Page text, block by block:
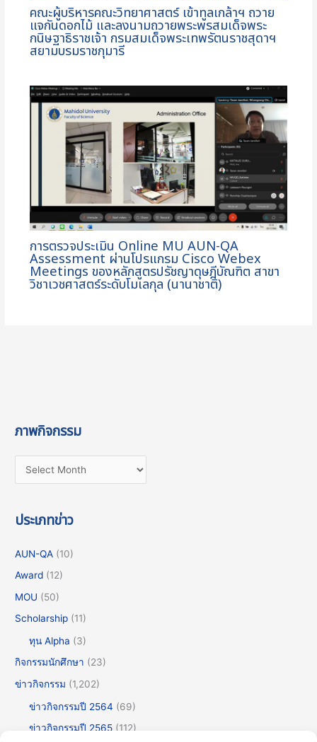
คณะผู้บริหารคณะวิทยาศาสตร์ เข้าทูลเกล้าฯ ถวาย
แจกันดอกไม้ และลงนามถวายพระพรสมเด็จพระ
กนิษฐาธิราชเจ้า กรมสมเด็จพระเทพรัตนราชสุดาฯ
สยามบรมราชกุมารี
การตรวจประเมิน Online MU AUN-QA
Assessment ผ่านโปรแกรม Cisco Webex
Meetings ของหลักสูตรปรัชญาดุษฎีบัณฑิต สาขา
วิชาเวชศาสตร์ระดับโมเลกุล (นานาชาติ)
ภาพกิจกรรม
ประเภทข่าว
AUN-QA (10)
Award (12)
MOU (50)
Scholarship (11)
ทุน Alpha (3)
กิจกรรมนักศึกษา (23)
ข่าวกิจกรรม (1,202)
ข่าวกิจกรรมปี 2564 (69)
ข่าวกิจกรรมปี 2565 (112)